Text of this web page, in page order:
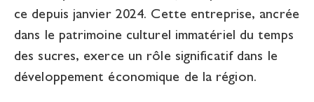
ce depuis janvier 2024. Cette entreprise, ancrée
dans le patrimoine culturel immatériel du temps
des sucres, exerce un rôle significatif dans le
développement économique de la région.